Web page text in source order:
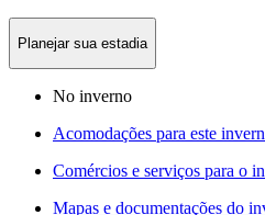
Planejar sua estadia
No inverno
Acomodações para este
Comércios e serviços para o
Mapas e documentações do